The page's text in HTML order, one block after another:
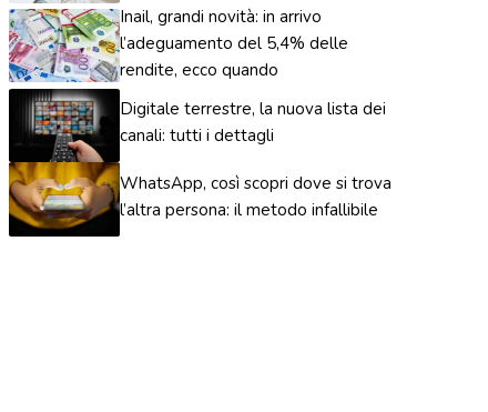
Inail, grandi novità: in arrivo
l’adeguamento del 5,4% delle
rendite, ecco quando
Digitale terrestre, la nuova lista dei
canali: tutti i dettagli
WhatsApp, così scopri dove si trova
l’altra persona: il metodo infallibile